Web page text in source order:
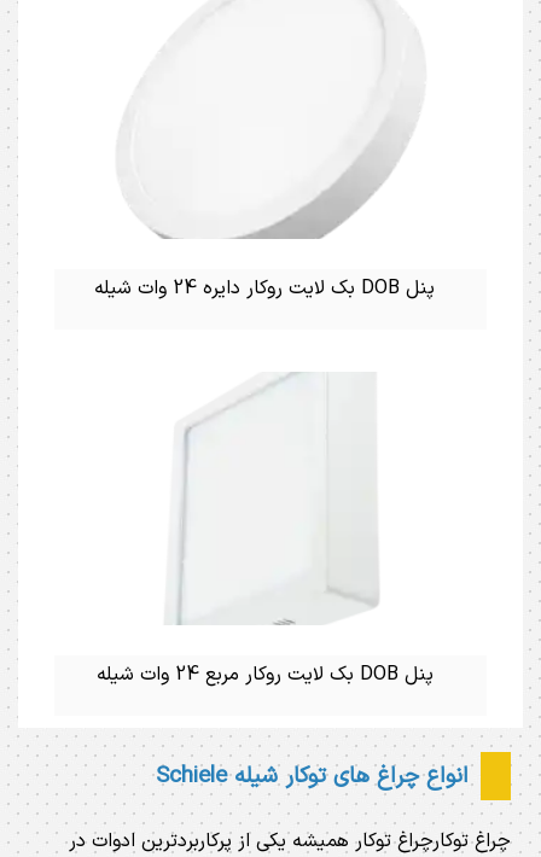
پنل DOB بک لایت روکار دایره 24 وات شیله
پنل DOB بک لایت روکار مربع 24 وات شیله
انواع چراغ های توکار شیله Schiele
چراغ توکارچراغ توکار همیشه یکی از پرکاربردترین ادوات در